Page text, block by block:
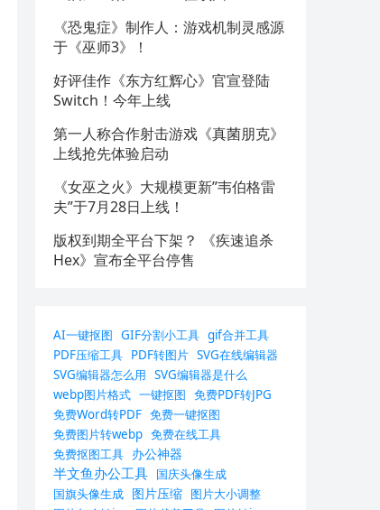
《恐鬼症》制作人：游戏机制灵感源
于《巫师3》！
好评佳作《东方红辉心》官宣登陆
Switch！今年上线
第一人称合作射击游戏《真菌朋克》
上线抢先体验启动
《女巫之火》大规模更新”韦伯格雷
夫”于7月28日上线！
版权到期全平台下架？ 《疾速追杀
Hex》宣布全平台停售
AI一键抠图 GIF分割小工具 gif合并工具
PDF压缩工具 PDF转图片 SVG在线编辑器
SVG编辑器怎么用 SVG编辑器是什么
webp图片格式 一键抠图 免费PDF转JPG
免费Word转PDF 免费一键抠图
免费图片转webp 免费在线工具
免费抠图工具 办公神器
半文鱼办公工具 国庆头像生成
国旗头像生成 图片压缩 图片大小调整